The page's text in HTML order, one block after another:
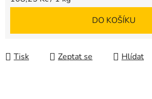
DO KOŠÍKU
Tisk Zeptat se Hlídat